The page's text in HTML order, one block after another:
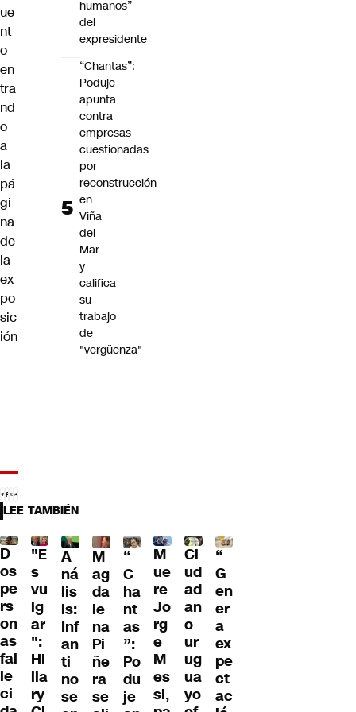
ue
nt
o
en
tra
nd
o
a
la
pá
gi
na
de
la
ex
po
sic
ión
humanos”
del
expresidente
“Chantas”:
Poduje
apunta
contra
empresas
cuestionadas
por
reconstrucción
en
Viña
del
Mar
y
califica
su
trabajo
de
"vergüenza"
LEE TAMBIÉN
D
os
pe
rs
on
as
fal
le
ci
"E
s
vu
lg
ar
":
Hi
lla
ry
A
ná
lis
is:
Inf
an
ti
no
se
M
ag
da
le
na
Pi
ñe
ra
se
“
C
ha
nt
as
”:
Po
du
je
M
ue
re
Jo
rg
e
M
es
si,
Ci
ud
ad
an
o
ur
ug
ua
yo
“
G
en
er
a
ex
pe
ct
ac